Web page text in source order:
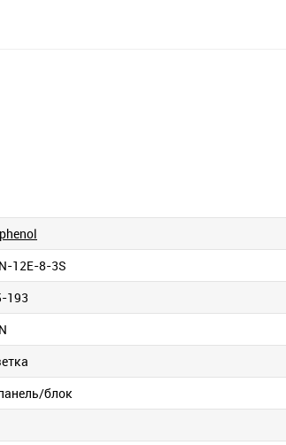
12E-8-3S
193
блок